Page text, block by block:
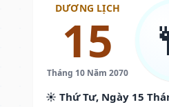
DƯƠNG LỊCH
15
Tháng 10 Năm 2070
☀️ Thứ Tư, Ngày 15